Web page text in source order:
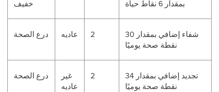
خفيف
بمقدار 6 نقاط حياة
درع الصحة عاديه 2
شفاء إضافي بمقدار 30
نقطة صحة يوميًا
درع الصحة
غير
عاديه
2
تجديد إضافي بمقدار 34
نقطة صحة يوميًا